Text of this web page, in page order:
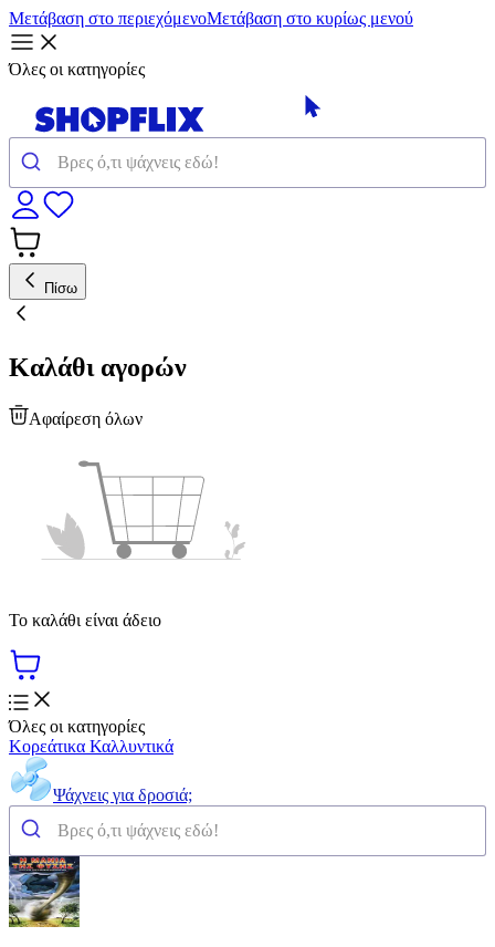
Μετάβαση στο περιεχόμενοΜετάβαση στο κυρίως μενού
Όλες οι κατηγορίες
Πίσω
Καλάθι αγορών
Αφαίρεση όλων
Το καλάθι είναι άδειο
Όλες οι κατηγορίες
Κορεάτικα Καλλυντικά
Ψάχνεις για δροσιά;